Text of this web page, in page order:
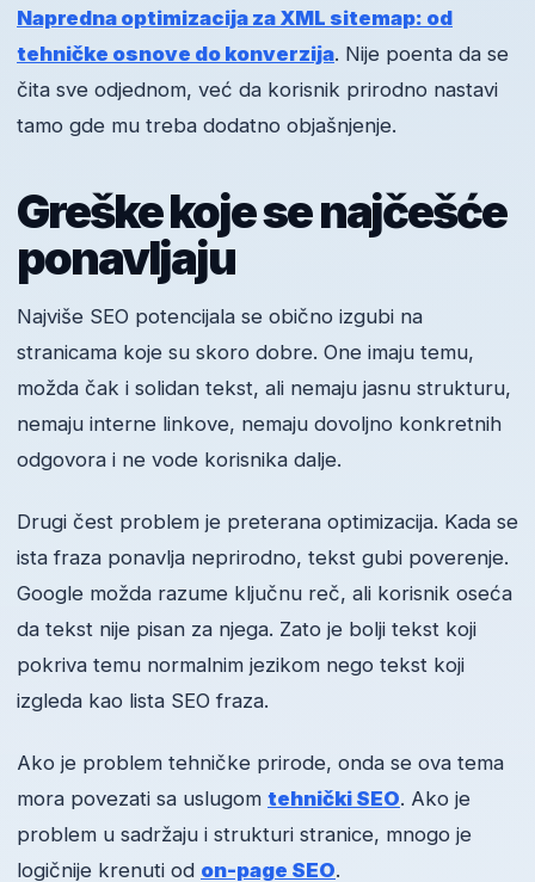
Napredna optimizacija za XML sitemap: od
tehničke osnove do konverzija. Nije poenta da se
čita sve odjednom, već da korisnik prirodno nastavi
tamo gde mu treba dodatno objašnjenje.
Greške koje se najčešće
ponavljaju
Najviše SEO potencijala se obično izgubi na
stranicama koje su skoro dobre. One imaju temu,
možda čak i solidan tekst, ali nemaju jasnu strukturu,
nemaju interne linkove, nemaju dovoljno konkretnih
odgovora i ne vode korisnika dalje.
Drugi čest problem je preterana optimizacija. Kada se
ista fraza ponavlja neprirodno, tekst gubi poverenje.
Google možda razume ključnu reč, ali korisnik oseća
da tekst nije pisan za njega. Zato je bolji tekst koji
pokriva temu normalnim jezikom nego tekst koji
izgleda kao lista SEO fraza.
Ako je problem tehničke prirode, onda se ova tema
mora povezati sa uslugom tehnički SEO. Ako je
problem u sadržaju i strukturi stranice, mnogo je
logičnije krenuti od on-page SEO.